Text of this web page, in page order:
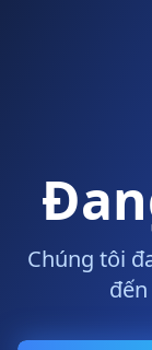
Chúng tôi